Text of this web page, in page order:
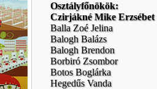
Osztályfőnökök:
Czirjákné Mike Erzsébet
Balla Zoé Jelina
Balogh Balázs
Balogh Brendon
Borbiró Zsombor
Botos Boglárka
Hegedűs Vanda